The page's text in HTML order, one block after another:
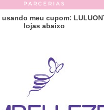
PARCERIAS
meu cupom:
lojas abaixo